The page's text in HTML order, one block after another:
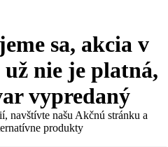
sa, akcia v
nie je platná,
vypredaný
navštívte našu Akčnú stránku a
produkty